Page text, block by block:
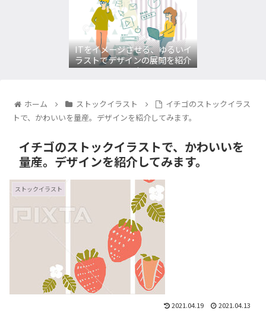
ITをイメージさせる、ゆるいイ
ラストでデザインの展開を紹介
してみます。
ホーム ストックイラスト
イチゴのストックイラス
トで、かわいいを量産。デザインを紹介してみます。
イチゴのストックイラストで、かわいいを
量産。デザインを紹介してみます。
ストックイラスト
2021.04.19 2021.04.13